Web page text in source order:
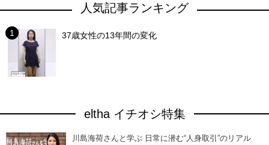
人気記事ランキング
37歳女性の13年間の変化
eltha イチオシ特集
川島海荷さんと学ぶ 日常に潜む“人身取引”のリアル